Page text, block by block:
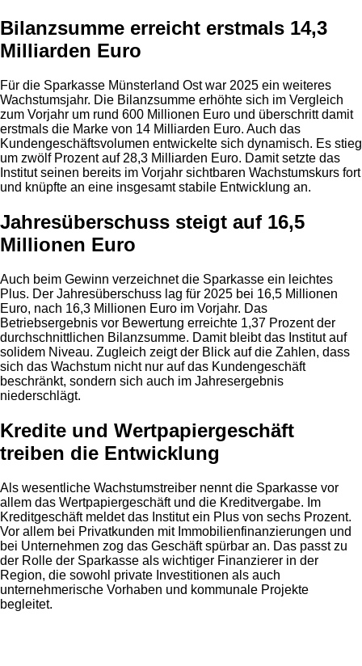
Bilanzsumme erreicht erstmals 14,3
Milliarden Euro
Für die Sparkasse Münsterland Ost war 2025 ein weiteres
Wachstumsjahr. Die Bilanzsumme erhöhte sich im Vergleich
zum Vorjahr um rund 600 Millionen Euro und überschritt damit
erstmals die Marke von 14 Milliarden Euro. Auch das
Kundengeschäftsvolumen entwickelte sich dynamisch. Es stieg
um zwölf Prozent auf 28,3 Milliarden Euro. Damit setzte das
Institut seinen bereits im Vorjahr sichtbaren Wachstumskurs fort
und knüpfte an eine insgesamt stabile Entwicklung an.
Jahresüberschuss steigt auf 16,5
Millionen Euro
Auch beim Gewinn verzeichnet die Sparkasse ein leichtes
Plus. Der Jahresüberschuss lag für 2025 bei 16,5 Millionen
Euro, nach 16,3 Millionen Euro im Vorjahr. Das
Betriebsergebnis vor Bewertung erreichte 1,37 Prozent der
durchschnittlichen Bilanzsumme. Damit bleibt das Institut auf
solidem Niveau. Zugleich zeigt der Blick auf die Zahlen, dass
sich das Wachstum nicht nur auf das Kundengeschäft
beschränkt, sondern sich auch im Jahresergebnis
niederschlägt.
Kredite und Wertpapiergeschäft
treiben die Entwicklung
Als wesentliche Wachstumstreiber nennt die Sparkasse vor
allem das Wertpapiergeschäft und die Kreditvergabe. Im
Kreditgeschäft meldet das Institut ein Plus von sechs Prozent.
Vor allem bei Privatkunden mit Immobilienfinanzierungen und
bei Unternehmen zog das Geschäft spürbar an. Das passt zu
der Rolle der Sparkasse als wichtiger Finanzierer in der
Region, die sowohl private Investitionen als auch
unternehmerische Vorhaben und kommunale Projekte
begleitet.